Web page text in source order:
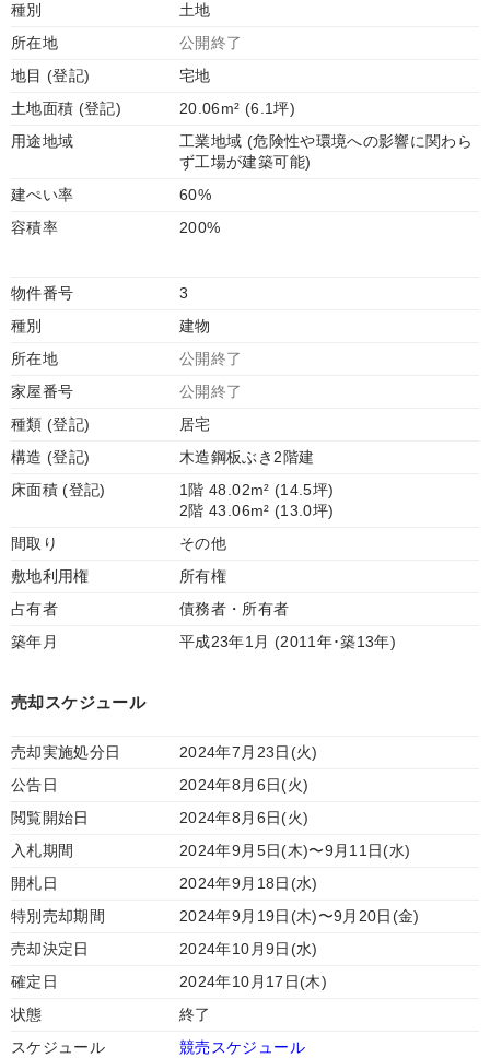
種別
土地
所在地
公開終了
地目 (登記)
宅地
土地面積 (登記)
20.06m² (6.1坪)
用途地域
工業地域 (危険性や環境への影響に関わら
ず工場が建築可能)
建ぺい率
60%
容積率
200%
物件番号
3
種別
建物
所在地
公開終了
家屋番号
公開終了
種類 (登記)
居宅
構造 (登記)
木造鋼板ぶき2階建
床面積 (登記)
1階 48.02m² (14.5坪)
2階 43.06m² (13.0坪)
間取り
その他
敷地利用権
所有権
占有者
債務者・所有者
築年月
平成23年1月 (2011年･築13年)
売却スケジュール
売却実施処分日
2024年7月23日(火)
公告日
2024年8月6日(火)
閲覧開始日
2024年8月6日(火)
入札期間
2024年9月5日(木)〜9月11日(水)
開札日
2024年9月18日(水)
特別売却期間
2024年9月19日(木)〜9月20日(金)
売却決定日
2024年10月9日(水)
確定日
2024年10月17日(木)
状態
終了
スケジュール
競売スケジュール